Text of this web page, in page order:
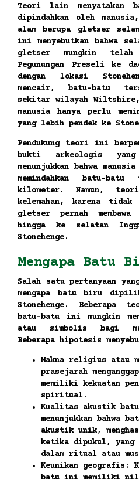
Teori lain menyatakan
dipindahkan oleh
alam berupa gletser
ini menyebutkan bahwa
gletser mungkin telah
Pegunungan Preseli ke
dengan lokasi
mencair, batu-batu
sekitar wilayah Wiltshire,
manusia hanya perlu
yang lebih pendek ke
Pendukung teori ini
bukti arkeologis
menunjukkan bahwa
memindahkan batu-
kilometer. Namun,
kelemahan, karena
gletser pernah
hingga ke selatan
Stonehenge.
Mengapa Batu
Salah satu pertanyaan
mengapa batu biru
Stonehenge. Beberapa
batu-batu ini mungkin
atau simbolis bagi
Beberapa hipotesis
Makna religius atau
prasejarah
memiliki kekuatan
spiritual.
Kualitas akustik
menunjukkan bahwa
akustik unik,
ketika dipukul, yang
dalam ritual atau
Keunikan geografis:
batu ini memiliki